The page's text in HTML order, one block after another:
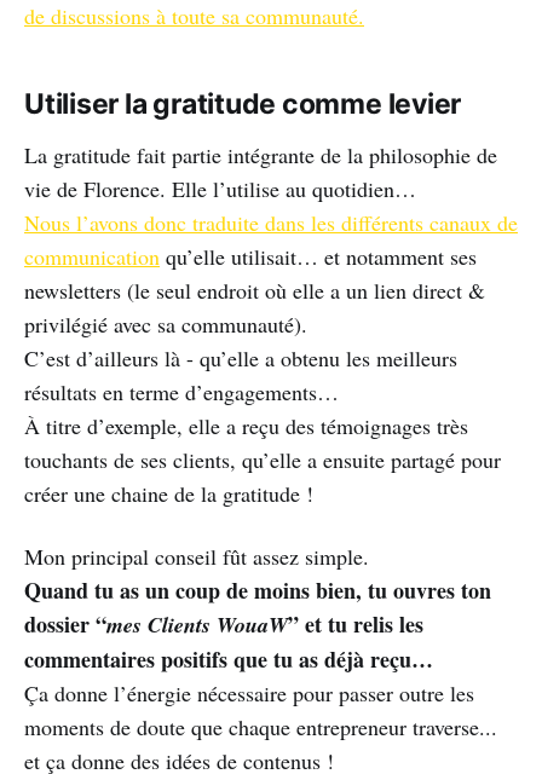
de discussions à toute sa communauté.
Utiliser la gratitude comme levier
La gratitude fait partie intégrante de la philosophie de
vie de Florence. Elle l’utilise au quotidien…
Nous l’avons donc traduite dans les différents canaux de
communication qu’elle utilisait… et notamment ses
newsletters (le seul endroit où elle a un lien direct &
privilégié avec sa communauté).
C’est d’ailleurs là - qu’elle a obtenu les meilleurs
résultats en terme d’engagements…
À titre d’exemple, elle a reçu des témoignages très
touchants de ses clients, qu’elle a ensuite partagé pour
créer une chaine de la gratitude !
Mon principal conseil fût assez simple.
Quand tu as un coup de moins bien, tu ouvres ton
dossier “mes Clients WouaW” et tu relis les
commentaires positifs que tu as déjà reçu…
Ça donne l’énergie nécessaire pour passer outre les
moments de doute que chaque entrepreneur traverse...
et ça donne des idées de contenus !